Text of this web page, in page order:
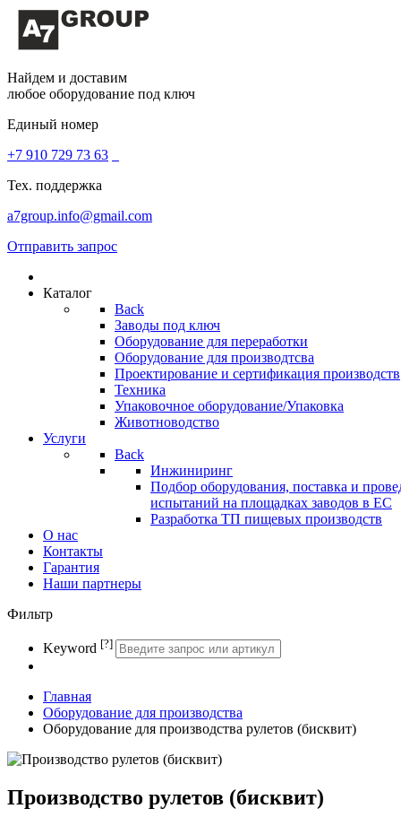
Найдем и доставим
любое оборудование под ключ
Единый номер
+7 910 729 73 63
Тех. поддержка
a7group.info@gmail.com
Отправить запрос
Каталог
Back
Заводы под ключ
Оборудование для переработки
Оборудование для производтсва
Проектирование и сертификация производств
Техника
Упаковочное оборудование/Упаковка
Животноводство
Услуги
Back
Инжиниринг
Подбор оборудования, поставка и
испытаний на площадках заводов в ЕС
Разработка ТП пищевых производств
О нас
Контакты
Гарантия
Наши партнеры
Фильтр
Keyword [?]
Главная
Оборудование для производства
Оборудование для производства рулетов (бисквит)
Производство рулетов (бисквит)